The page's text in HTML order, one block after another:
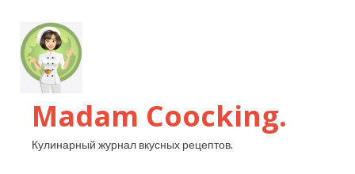
Madam Coocking.
Кулинарный журнал вкусных рецептов.